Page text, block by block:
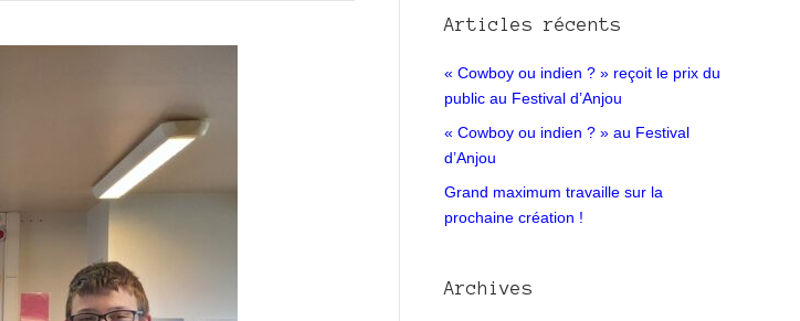
Articles récents
« Cowboy ou indien ? » reçoit le prix du
public au Festival d’Anjou
« Cowboy ou indien ? » au Festival
d’Anjou
Grand maximum travaille sur la
prochaine création !
Archives